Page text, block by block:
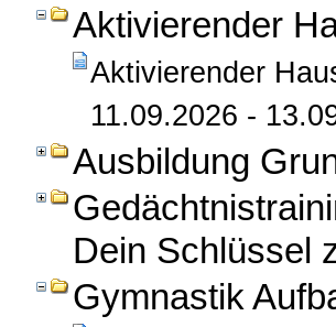
Aktivierender
Aktivierender
11.09.2026 -
Ausbildung
Dein Schlüssel
Gymnastik